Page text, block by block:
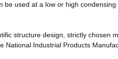
be used at a low or high
structure design, strictly chosen
National Industrial Products